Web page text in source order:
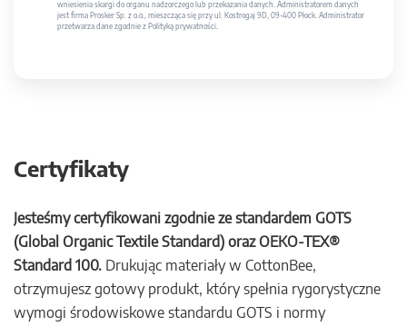
wniesienia skargi do organu nadzorczego lub przekazania danych. Administratorem danych
jest firma Prosker Sp. z o.o., mieszcząca się przy ul. Kostrogaj 9D, 09-400 Płock. Administrator
przetwarza dane zgodnie z Polityką prywatności.
Certyfikaty
Jesteśmy certyfikowani zgodnie ze standardem GOTS
(Global Organic Textile Standard) oraz OEKO-TEX®
Standard 100. Drukując materiały w CottonBee,
otrzymujesz gotowy produkt, który spełnia rygorystyczne
wymogi środowiskowe standardu GOTS i normy